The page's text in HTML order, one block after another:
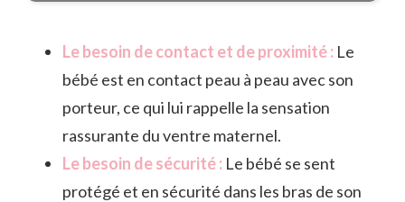
Le besoin de contact et de proximité : Le
bébé est en contact peau à peau avec son
porteur, ce qui lui rappelle la sensation
rassurante du ventre maternel.
Le besoin de sécurité : Le bébé se sent
protégé et en sécurité dans les bras de son